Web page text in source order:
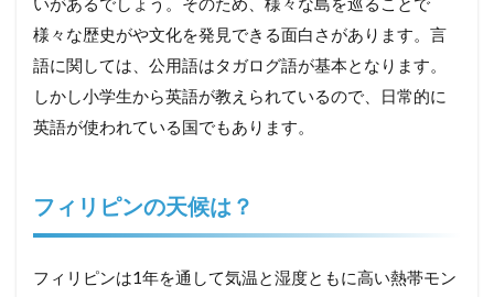
様々な歴史がや文化を発見できる面白さがあります。言
語に関しては、公用語はタガログ語が基本となります。
しかし小学生から英語が教えられているので、日常的に
英語が使われている国でもあります。
フィリピンの天候は？
フィリピンは1年を通して気温と湿度ともに高い熱帯モン